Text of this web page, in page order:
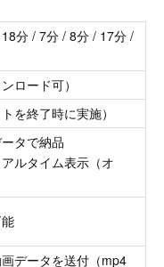
分 / 7分 / 8分 / 17分 /
ロード可）
を終了時に実施）
タで納品
ルタイム表示（オ
データを送付（mp4